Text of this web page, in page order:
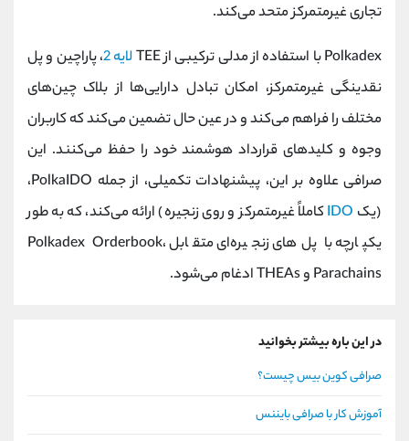
تجاری غیرمتمرکز متحد می‌کند.
Polkadex با استفاده از مدلی ترکیبی از TEE
لایه 2 ، پاراچین و پل
نقدینگی غیرمتمرکز، امکان تبادل دارایی‌ها از بلاک چین‌های
مختلف را فراهم می‌کند و در عین حال تضمین می‌کند که کاربران
وجوه و کلیدهای قرارداد هوشمند خود را حفظ می‌کنند. این
صرافی علاوه بر این، پیشنهادات تکمیلی، از جمله PolkaIDO،
(یک IDOکاملاً غیرمتمرکز و روی زنجیره) ارائه می‌کند، که به طور
یکپارچه با پل‌های زنجیره‌ای متقابل Polkadex Orderbook،
Parachains و THEAs ادغام می‌شود.
در این باره بیشتر بخوانید
صرافی کوین بیس چیست؟
آموزش کار با صرافی بایننس